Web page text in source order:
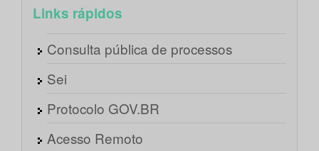
Links rápidos
Consulta pública de processos
Sei
Protocolo GOV.BR
Acesso Remoto